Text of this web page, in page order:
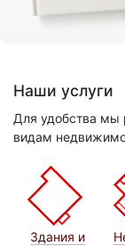
Наши услуги
Для удобства мы
видам
Здания и